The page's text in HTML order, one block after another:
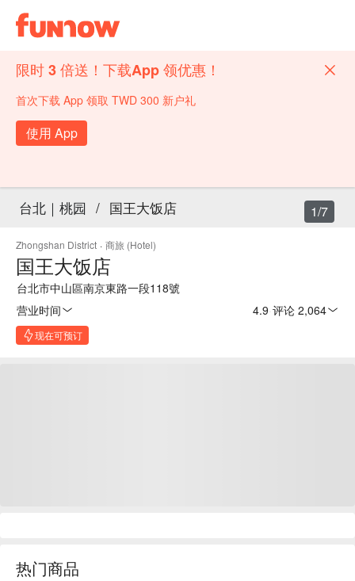
限时 3 倍送！下载App 领优惠！
首次下载 App 领取 TWD 300 新户礼
使用 App
台北｜桃园 / 国王大饭店
Zhongshan District · 商旅 (Hotel)
国王大饭店
台北市中山區南京東路一段118號
营业时间
4.9 评论 2,064
现在可预订
1/7
热门商品